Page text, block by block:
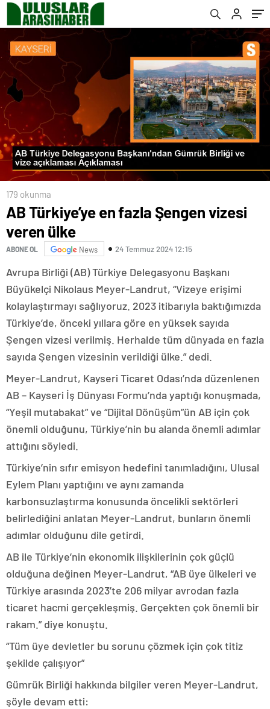
179 okunma
AB Türkiye’ye en fazla Şengen vizesi
veren ülke
ABONE OL News 24 Temmuz 2024 12:15
Avrupa Birliği (AB) Türkiye Delegasyonu Başkanı
Büyükelçi Nikolaus Meyer-Landrut, “Vizeye erişimi
kolaylaştırmayı sağlıyoruz. 2023 itibarıyla baktığımızda
Türkiye’de, önceki yıllara göre en yüksek sayıda
Şengen vizesi verilmiş. Herhalde tüm dünyada en fazla
sayıda Şengen vizesinin verildiği ülke.” dedi.
Meyer-Landrut, Kayseri Ticaret Odası’nda düzenlenen
AB – Kayseri İş Dünyası Formu’nda yaptığı konuşmada,
“Yeşil mutabakat” ve “Dijital Dönüşüm”ün AB için çok
önemli olduğunu, Türkiye’nin bu alanda önemli adımlar
attığını söyledi.
Türkiye’nin sıfır emisyon hedefini tanımladığını, Ulusal
Eylem Planı yaptığını ve aynı zamanda
karbonsuzlaştırma konusunda öncelikli sektörleri
belirlediğini anlatan Meyer-Landrut, bunların önemli
adımlar olduğunu dile getirdi.
AB ile Türkiye’nin ekonomik ilişkilerinin çok güçlü
olduğuna değinen Meyer-Landrut, “AB üye ülkeleri ve
Türkiye arasında 2023’te 206 milyar avrodan fazla
ticaret hacmi gerçekleşmiş. Gerçekten çok önemli bir
rakam.” diye konuştu.
“Tüm üye devletler bu sorunu çözmek için çok titiz
şekilde çalışıyor”
Gümrük Birliği hakkında bilgiler veren Meyer-Landrut,
şöyle devam etti: